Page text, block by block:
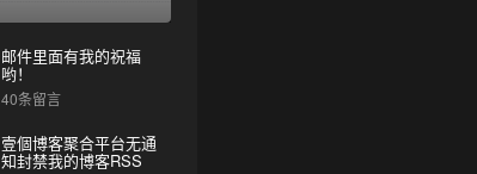
邮件里面有我的祝福
哟！
40条留言
壹個博客聚合平台无通
知封禁我的博客RSS